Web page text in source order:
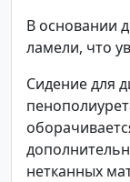
В основании
ламели, что
Сидение для
нетканных